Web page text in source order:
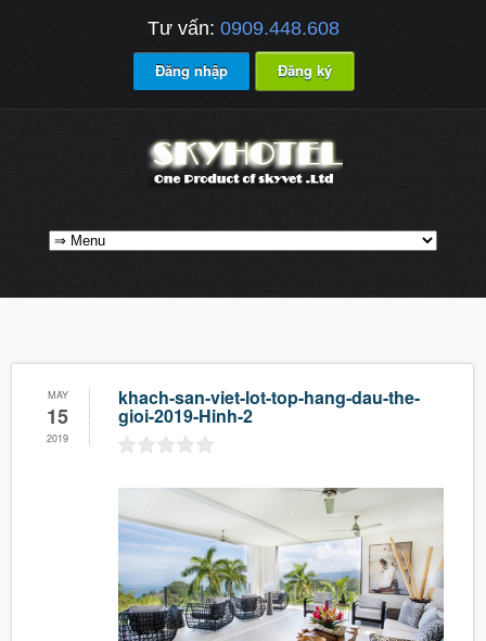
Tư vấn: 0909.448.608
Đăng nhập Đăng ký
MAY
15
2019
khach-san-viet-lot-top-hang-dau-the-
gioi-2019-Hinh-2